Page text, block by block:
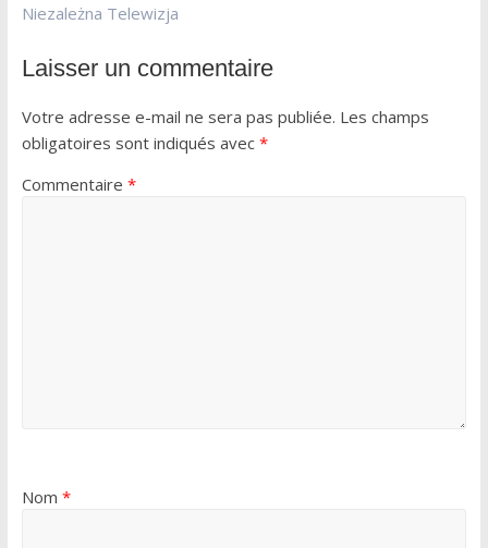
Niezależna Telewizja
Laisser un commentaire
Votre adresse e-mail ne sera pas publiée. Les champs
obligatoires sont indiqués avec *
Commentaire *
Nom *